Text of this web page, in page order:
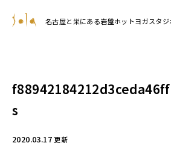
名古屋と栄にある岩盤ホットヨガスタジ
s
2020.03.17更新